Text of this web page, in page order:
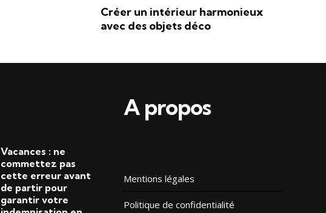
Créer un intérieur harmonieux
avec des objets déco
Vacances : ne
commettez pas
cette erreur avant
de partir pour
garantir votre
A propos
Mentions légales
Politique de confidentialité